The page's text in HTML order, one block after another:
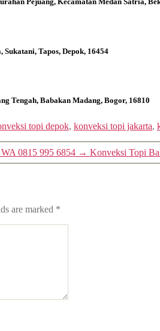
Tapos, Depok, 16454
Tengah, Babakan Madang, Bogor, 16810
topi depok, konveksi topi jakarta,
0815 995 6854 → Konveksi Topi
are marked *